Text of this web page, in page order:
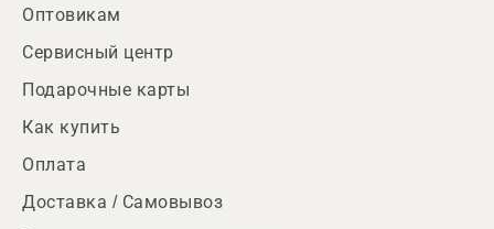
Оптовикам
Сервисный центр
Подарочные карты
Как купить
Оплата
Доставка / Самовывоз